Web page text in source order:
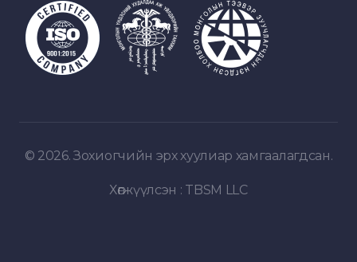
© 2026. Зохиогчийн эрх хуулиар хамгаалагдсан.
Хөгжүүлсэн : TBSM LLC